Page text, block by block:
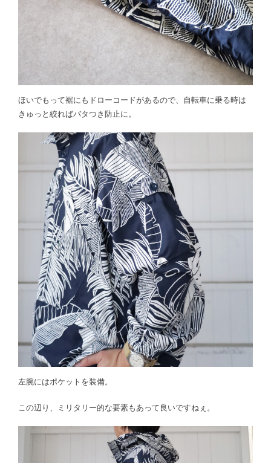
ほいでもって裾にもドローコードがあるので、自転車に乗る時は
きゅっと絞ればバタつき防止に。
左腕にはポケットを装備。
この辺り、ミリタリー的な要素もあって良いですねぇ。